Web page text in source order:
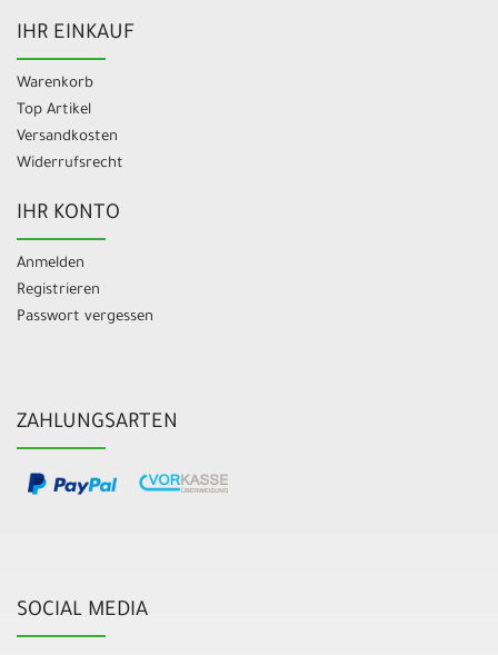
IHR EINKAUF
Warenkorb
Top Artikel
Versandkosten
Widerrufsrecht
IHR KONTO
Anmelden
Registrieren
Passwort vergessen
ZAHLUNGSARTEN
SOCIAL MEDIA